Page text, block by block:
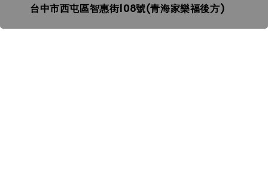
台中市西屯區智惠街108號(青海家樂福後方)
本店地址